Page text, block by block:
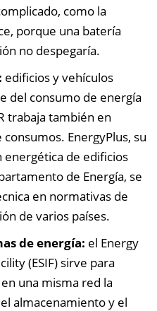
como la
porque una batería
no despegaría.
edificios y vehículos
del consumo de energía
trabaja también en
EnergyPlus, su
de edificios
de Energía, se
en normativas de
de varios países.
de energía: el Energy
(ESIF) sirve para
una misma red la
almacenamiento y el